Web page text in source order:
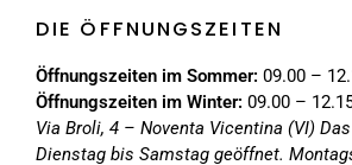
DIE ÖFFNUNGSZEITEN
Öffnungszeiten im Sommer: 09.00 –
Öffnungszeiten im Winter: 09.00 –
Via Broli, 4 – Noventa Vicentina (VI)
Dienstag bis Samstag geöffnet.